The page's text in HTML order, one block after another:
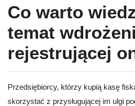
Co warto
temat
rejestrującej
Przedsiębiorcy, którzy kupią kasę
skorzystać z przysługującej im ulgi